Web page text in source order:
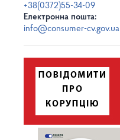
+38(0372)55-34-09
Електронна пошта:
info@consumer-cv.gov.ua